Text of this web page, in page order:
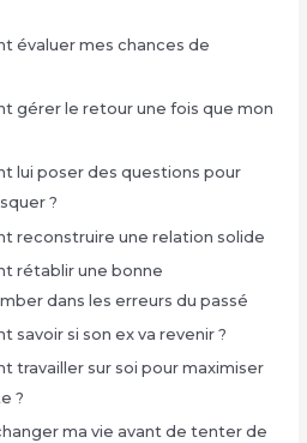
évaluer mes chances de
gérer le retour une fois que mon
lui poser des questions pour
?
reconstruire une relation solide
rétablir une bonne
dans les erreurs du passé
savoir si son ex va revenir ?
travailler sur soi pour maximiser
?
ma vie avant de tenter de